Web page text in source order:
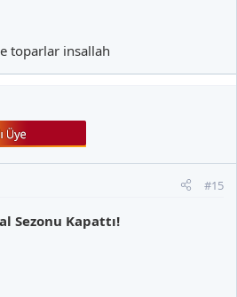
toparlar insallah
#15
Sezonu Kapattı!